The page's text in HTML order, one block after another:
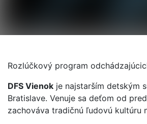
Rozlúčkový program
DFS Vienok je najstarším detským
Bratislave. Venuje sa deťom od
zachováva tradičnú ľudovú kultúru